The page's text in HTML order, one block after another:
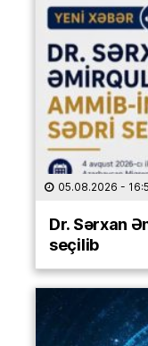
05.08.2026 -
Dr. Sərxan
seçilib